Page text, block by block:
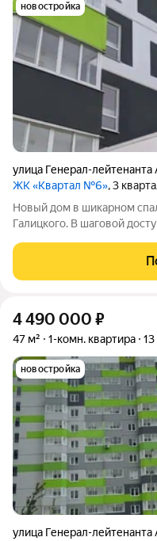
новостройка
улица Генерал-
ЖК «Квартал №6», 3
Новый дом в шикарном
Галицкого. В шаговой
ремонт под ключ, отличное
застройщика. Любая форма
4 490 000 ₽
47 м² 1-комн. квартира 13
новостройка
улица Генерал-